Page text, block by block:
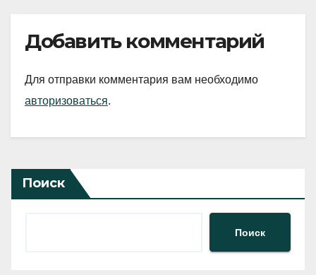
Добавить комментарий
Для отправки комментария вам необходимо
авторизоваться.
Поиск
Поиск